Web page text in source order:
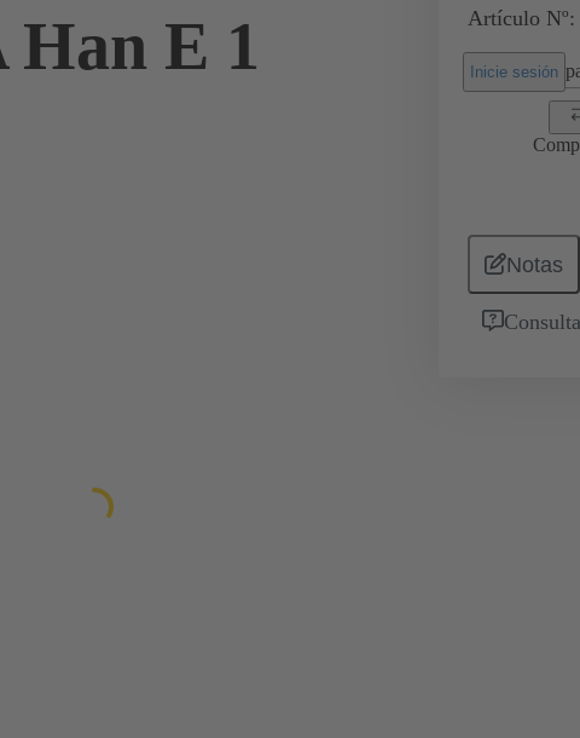
E 1
Artículo Nº:
Inicie sesión
Notas